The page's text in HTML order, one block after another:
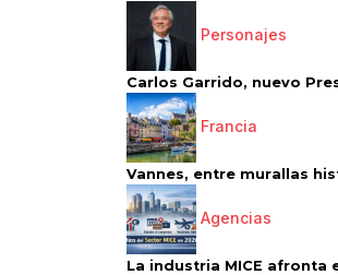
Personajes
Carlos Garrido, nuevo
Francia
Vannes, entre murallas
Agencias
La industria MICE afronta